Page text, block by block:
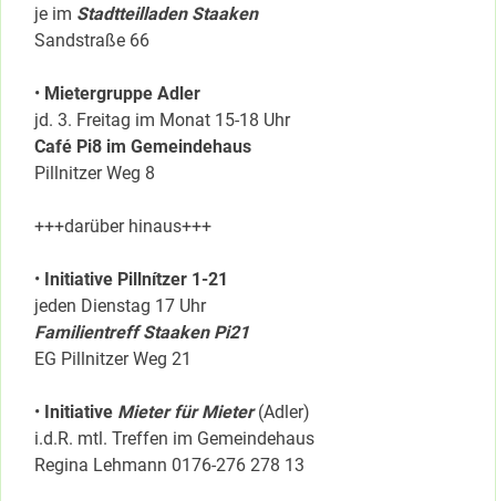
je im Stadtteilladen Staaken
Sandstraße 66
• Mietergruppe Adler
jd. 3. Freitag im Monat 15-18 Uhr
Café Pi8 im Gemeindehaus
Pillnitzer Weg 8
+++darüber hinaus+++
• Initiative Pillnítzer 1-21
jeden Dienstag 17 Uhr
Familientreff Staaken Pi21
EG Pillnitzer Weg 21
• Initiative Mieter für Mieter(Adler)
i.d.R. mtl. Treffen im Gemeindehaus
Regina Lehmann 0176-276 278 13